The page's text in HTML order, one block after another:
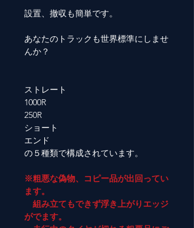
設置、撤収も簡単です。
あなたのトラックも世界標準にしませ
んか？
ストレート
1000R
250R
ショート
エンド
の５種類で構成されています。
※粗悪な偽物、コピー品が出回ってい
ます。
組み立てもできず浮き上がりエッジ
がでます。